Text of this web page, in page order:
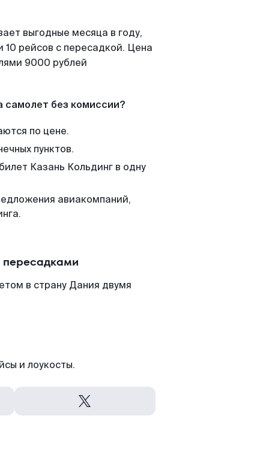
выгодные месяца в году,
рейсов с пересадкой. Цена
9000 рублей
самолет без комиссии?
по цене.
пунктов.
Казань Кольдинг в одну
авиакомпаний,
пересадками
в страну Дания двумя
и лоукосты.